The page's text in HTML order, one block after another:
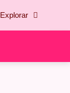
Explorar